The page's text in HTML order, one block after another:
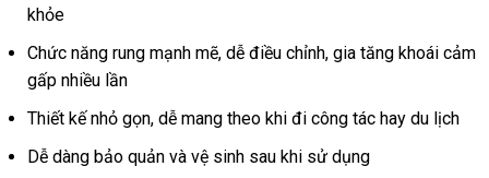
khỏe
Chức năng rung mạnh mẽ, dễ điều chỉnh, gia tăng khoái cảm
gấp nhiều lần
Thiết kế nhỏ gọn, dễ mang theo khi đi công tác hay du lịch
Dễ dàng bảo quản và vệ sinh sau khi sử dụng